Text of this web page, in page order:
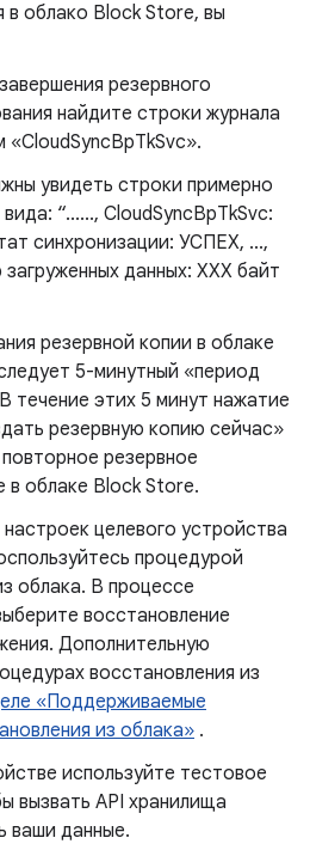
в облако Block Store, вы
резервного
найдите строки журнала
«CloudSyncBpTkSvc».
увидеть строки примерно
“......, CloudSyncBpTkSvc:
синхронизации: УСПЕХ, ...,
данных: XXX байт
резервной копии в облаке
5-минутный «период
течение этих 5 минут нажатие
резервную копию сейчас»
резервное
в облаке Block Store.
целевого устройства
процедурой
облака. В процессе
восстановление
Дополнительную
восстановления из
«Поддерживаемые
из облака» .
используйте тестовое
вызвать API хранилища
ваши данные.